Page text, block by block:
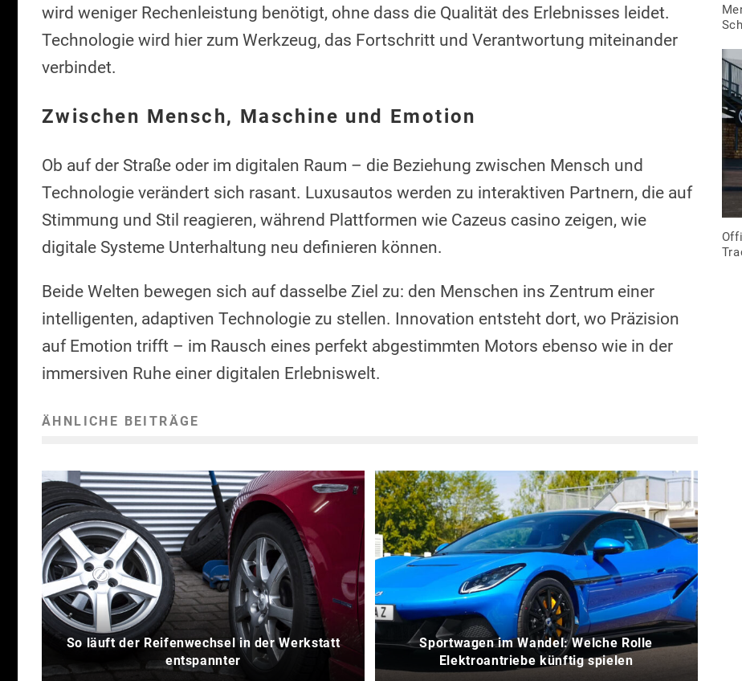
wird weniger Rechenleistung benötigt, ohne dass die Qualität des Erlebnisses leidet.
Technologie wird hier zum Werkzeug, das Fortschritt und Verantwortung miteinander
verbindet.
Zwischen Mensch, Maschine und Emotion
Ob auf der Straße oder im digitalen Raum – die Beziehung zwischen Mensch und
Technologie verändert sich rasant. Luxusautos werden zu interaktiven Partnern, die auf
Stimmung und Stil reagieren, während Plattformen wie Cazeus casino zeigen, wie
digitale Systeme Unterhaltung neu definieren können.
Beide Welten bewegen sich auf dasselbe Ziel zu: den Menschen ins Zentrum einer
intelligenten, adaptiven Technologie zu stellen. Innovation entsteht dort, wo Präzision
auf Emotion trifft – im Rausch eines perfekt abgestimmten Motors ebenso wie in der
immersiven Ruhe einer digitalen Erlebniswelt.
ÄHNLICHE BEITRÄGE
So läuft der Reifenwechsel in der Werkstatt
entspannter
Sportwagen im Wandel: Welche Rolle
Elektroantriebe künftig spielen